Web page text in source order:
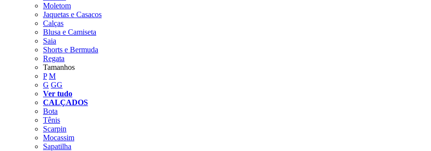
Moletom
Jaquetas e Casacos
Calças
Blusa e Camiseta
Saia
Shorts e Bermuda
Regata
Tamanhos
P M
G GG
Ver tudo
CALÇADOS
Bota
Tênis
Scarpin
Mocassim
Sapatilha